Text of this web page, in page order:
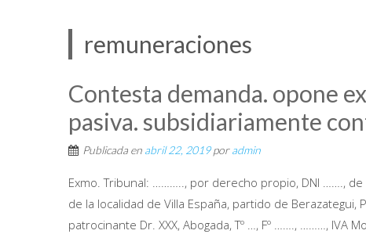
remuneraciones
Contesta demanda. opone
pasiva. subsidiariamente
Publicada en abril 22, 2019poradmin
Exmo. Tribunal: ……….., por derecho propio, DNI …….,
de la localidad de Villa España, partido de
patrocinante Dr. XXX, Abogada, Tº …, Fº ……., ………, IVA